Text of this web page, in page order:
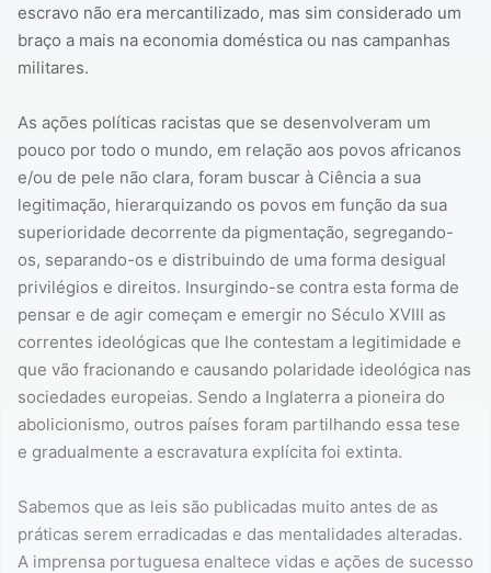
escravo não era mercantilizado, mas sim considerado um
braço a mais na economia doméstica ou nas campanhas
militares.
As ações políticas racistas que se desenvolveram um
pouco por todo o mundo, em relação aos povos africanos
e/ou de pele não clara, foram buscar à Ciência a sua
legitimação, hierarquizando os povos em função da sua
superioridade decorrente da pigmentação, segregando-
os, separando-os e distribuindo de uma forma desigual
privilégios e direitos. Insurgindo-se contra esta forma de
pensar e de agir começam e emergir no Século XVIII as
correntes ideológicas que lhe contestam a legitimidade e
que vão fracionando e causando polaridade ideológica nas
sociedades europeias. Sendo a Inglaterra a pioneira do
abolicionismo, outros países foram partilhando essa tese
e gradualmente a escravatura explícita foi extinta.
Sabemos que as leis são publicadas muito antes de as
práticas serem erradicadas e das mentalidades alteradas.
A imprensa portuguesa enaltece vidas e ações de sucesso